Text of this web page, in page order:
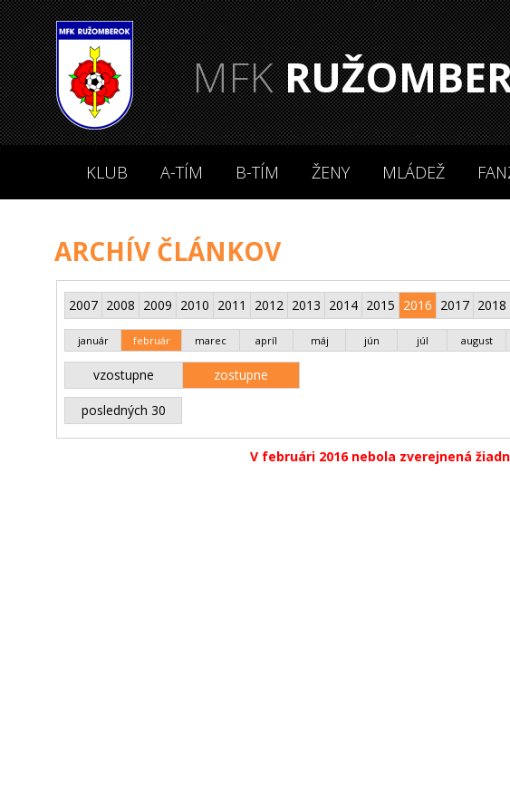
MFK
KLUB A-TÍM B-TÍM ŽENY MLÁDEŽ
ARCHÍV ČLÁNKOV
2007 2008 2009 2010 2011 2012 2013 2014 2015 2016 2017 2018
január február marec apríl máj jún júl august
vzostupne zostupne
posledných 30
V februári 2016 nebola zverejnená